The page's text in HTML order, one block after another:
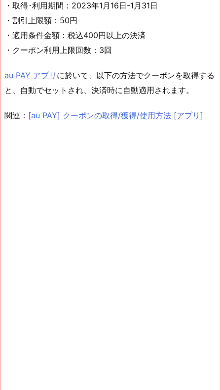
・取得･利用期間：2023年1月16日-1月31日
・割引上限額：50円
・適用条件金額：税込400円以上の決済
・クーポン利用上限回数：3回
au PAY アプリ に於いて、以下の方法でクーポンを取得する
と、自動でセットされ、決済時に自動適用されます。
関連： [au PAY] クーポンの取得/獲得/使用方法 [アプリ]